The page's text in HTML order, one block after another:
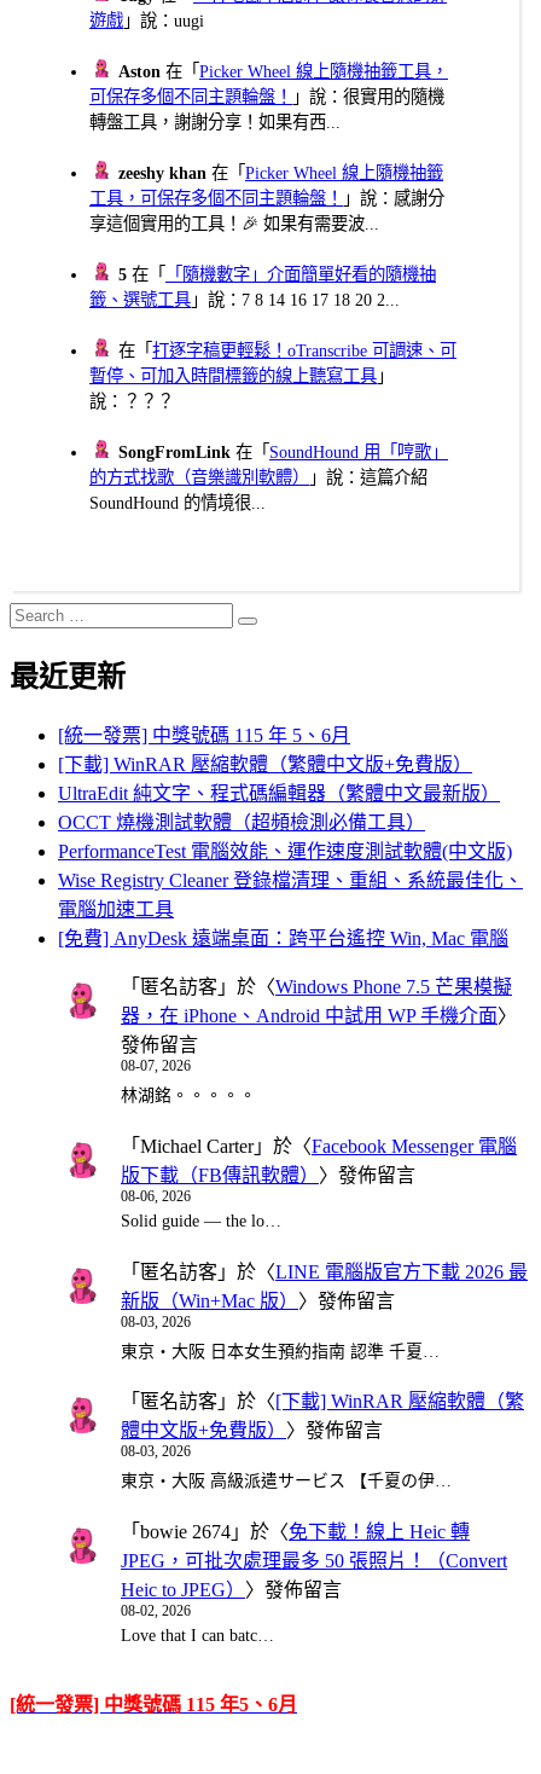
遊戲 」說：uugi
Aston 在「Picker Wheel 線上隨機抽籤工具，
可保存多個不同主題輪盤！
」說：很實用的隨機
轉盤工具，謝謝分享！如果有西...
zeeshy khan 在「Picker Wheel 線上隨機抽籤
工具，可保存多個不同主題輪盤！
」說：感謝分
享這個實用的工具！🎉 如果有需要波...
5 在「
「隨機數字」介面簡單好看的隨機抽
籤、選號工具 」說：7 8 14 16 17 18 20 2...
在「打逐字稿更輕鬆！oTranscribe 可調速、可
暫停、可加入時間標籤的線上聽寫工具 」
說：？？？
SongFromLink 在「 SoundHound 用「哼歌」
的方式找歌（音樂識別軟體）
」說：這篇介紹
SoundHound 的情境很...
Search
for:
Search
最近更新
[統一發票] 中獎號碼 115 年 5、6月
[下載] WinRAR 壓縮軟體（繁體中文版+免費版）
UltraEdit 純文字、程式碼編輯器（繁體中文最新版）
OCCT 燒機測試軟體（超頻檢測必備工具）
PerformanceTest 電腦效能、運作速度測試軟體(中文版)
Wise Registry Cleaner 登錄檔清理、重組、系統最佳化、
電腦加速工具
[免費] AnyDesk 遠端桌面：跨平台遙控 Win, Mac 電腦
「 匿名訪客 」於〈Windows Phone 7.5 芒果模擬
器，在 iPhone、Android 中試用 WP 手機介面〉
發佈留言
08-07, 2026
林湖銘。。。。。
「 Michael Carter」於〈Facebook Messenger 電腦
版下載（FB傳訊軟體） 〉發佈留言
08-06, 2026
Solid guide — the lo…
「 匿名訪客 」於〈LINE 電腦版官方下載 2026 最
新版（Win+Mac 版） 〉發佈留言
08-03, 2026
東京・大阪 日本女生預約指南 認準 千夏…
「 匿名訪客 」於〈[下載] WinRAR 壓縮軟體（繁
體中文版+免費版） 〉發佈留言
08-03, 2026
東京・大阪 高級派遣サービス 【千夏の伊…
「 bowie 2674 」於〈免下載！線上 Heic 轉
JPEG，可批次處理最多 50 張照片！（Convert
Heic to JPEG） 〉發佈留言
08-02, 2026
Love that I can batc…
[統一發票] 中獎號碼 115 年5、6月